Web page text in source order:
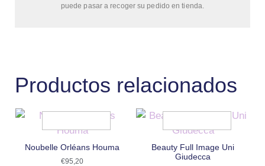
puede pasar a recoger su pedido en tienda.
Productos relacionados
Noubelle Orléans Houma
€95,20
Beauty Full Image Uni
Giudecca